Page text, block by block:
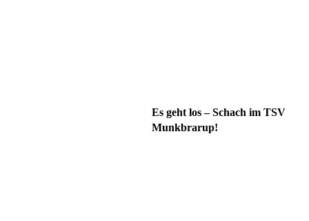
Es geht los – Schach im TSV
Munkbrarup!